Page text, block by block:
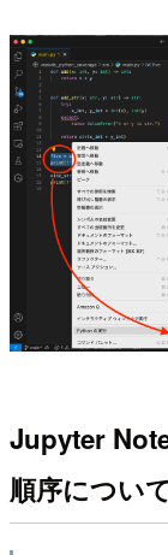
Jupyter
順序につい